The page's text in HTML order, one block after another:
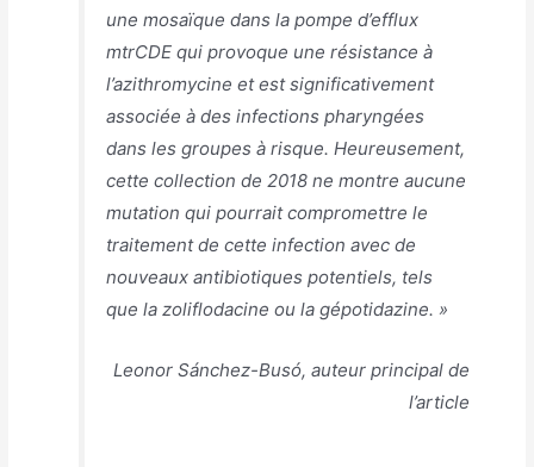
une mosaïque dans la pompe d’efflux
mtrCDE qui provoque une résistance à
l’azithromycine et est significativement
associée à des infections pharyngées
dans les groupes à risque. Heureusement,
cette collection de 2018 ne montre aucune
mutation qui pourrait compromettre le
traitement de cette infection avec de
nouveaux antibiotiques potentiels, tels
que la zoliflodacine ou la gépotidazine. »
Leonor Sánchez-Busó, auteur principal de
l’article